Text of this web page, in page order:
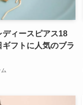
ィースピアス18
フトに人気のブラ